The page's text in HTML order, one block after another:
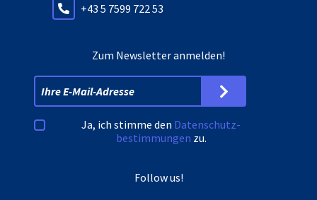
+43 5 7599 722 53
Zum Newsletter anmelden!
Ja, ich stimme den Datenschutz­
bestimmungen zu.
Follow us!